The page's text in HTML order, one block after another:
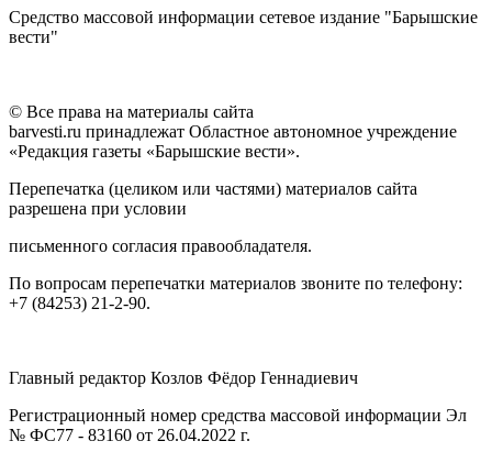
Средство массовой информации сетевое издание "Барышские
вести"
© Все права на материалы сайта
barvesti.ru принадлежат Областное автономное учреждение
«Редакция газеты «Барышские вести».
Перепечатка (целиком или частями) материалов сайта
разрешена при условии
письменного согласия правообладателя.
По вопросам перепечатки материалов звоните по телефону:
+7 (84253) 21-2-90.
Главный редактор Козлов Фёдор Геннадиевич
Регистрационный номер средства массовой информации Эл
№ ФС77 - 83160 от 26.04.2022 г.